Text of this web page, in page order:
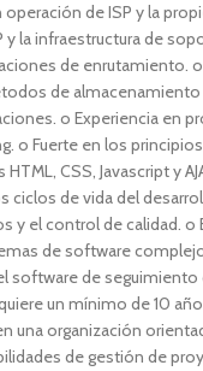
de ISP y la
la infraestructura de
de enrutamiento.
de almacenamiento
o Experiencia en
o Fuerte en los
CSS, Javascript y
ciclos de vida del
y el control de calidad. o
de software
software de seguimiento
un mínimo de 10
una organización
de gestión de